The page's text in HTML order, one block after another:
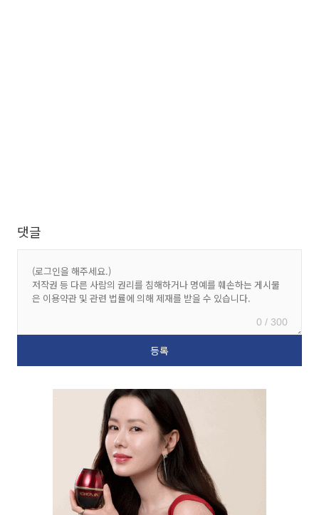
댓글
0 / 300